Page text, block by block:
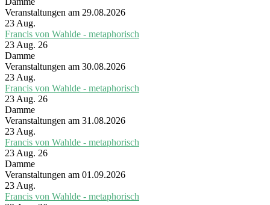
Veranstaltungen am 29.08.2026
23Aug.
Francis von Wahlde - metaphorisch
23 Aug. 26
Damme
Veranstaltungen am 30.08.2026
23Aug.
Francis von Wahlde - metaphorisch
23 Aug. 26
Damme
Veranstaltungen am 31.08.2026
23Aug.
Francis von Wahlde - metaphorisch
23 Aug. 26
Damme
Veranstaltungen am 01.09.2026
23Aug.
Francis von Wahlde - metaphorisch